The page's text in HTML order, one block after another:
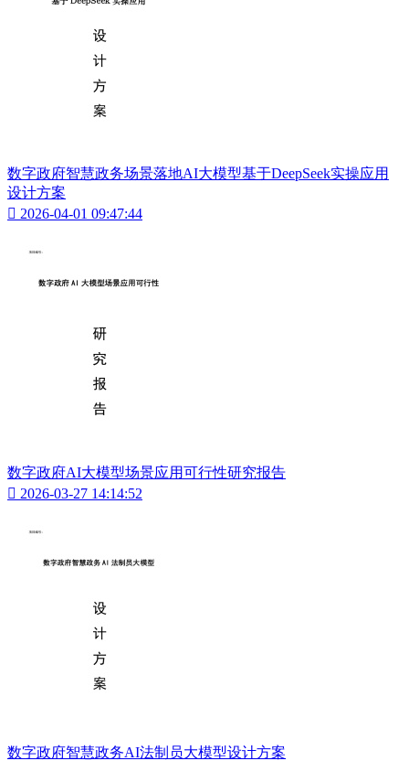
数字政府智慧政务场景落地AI大模型基于DeepSeek实操应用
设计方案
 2026-04-01 09:47:44
数字政府AI大模型场景应用可行性研究报告
 2026-03-27 14:14:52
数字政府智慧政务AI法制员大模型设计方案